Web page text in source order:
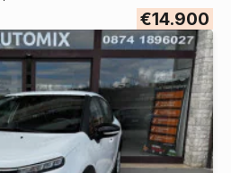
€14.900